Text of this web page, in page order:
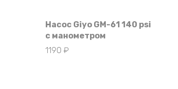
Насос Giyo GM-61 140 psi
с манометром
1190 ₽